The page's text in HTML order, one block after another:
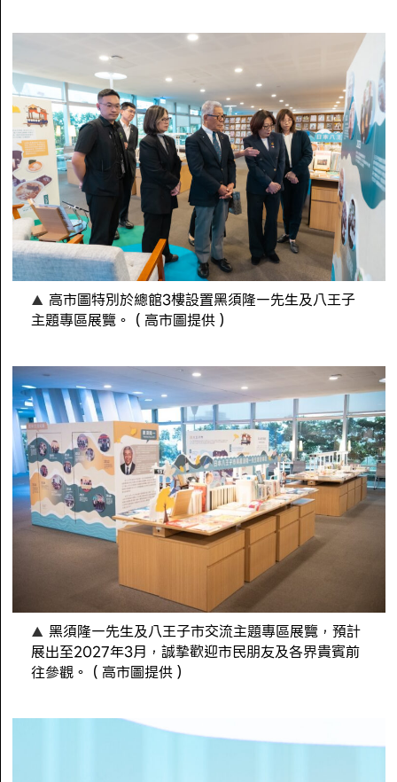
高市圖特別於總館3樓設置黑須隆一先生及八王子
主題專區展覽。（高市圖提供）
黑須隆一先生及八王子市交流主題專區展覽，預計
展出至2027年3月，誠摯歡迎市民朋友及各界貴賓前
往參觀。（高市圖提供）